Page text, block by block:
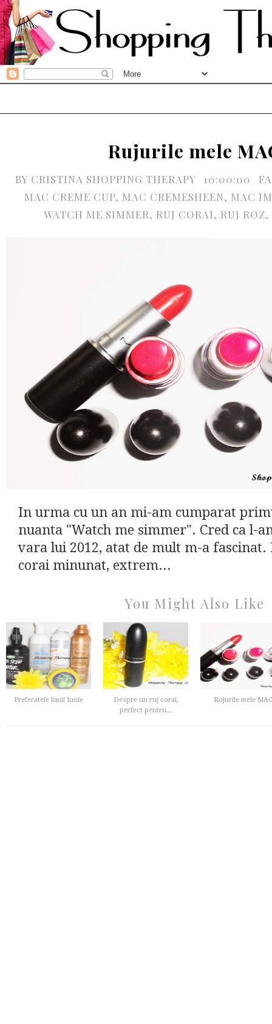
Rujurile mele
BY CRISTINA SHOPPING THERAPY 10:00:00
MAC CREME CUP, MAC CREMESHEEN, MAC
WATCH ME SIMMER, RUJ CORAI, RUJ ROZ,
In urma cu un an mi-am cumparat
nuanta "Watch me simmer". Cred ca l-
vara lui 2012, atat de mult m-a fascinat.
corai minunat, extrem...
You Might Also Like
Preferatele lunii Iunie
Despre un ruj corai,
perfect pentru...
Rujurile mele MAC